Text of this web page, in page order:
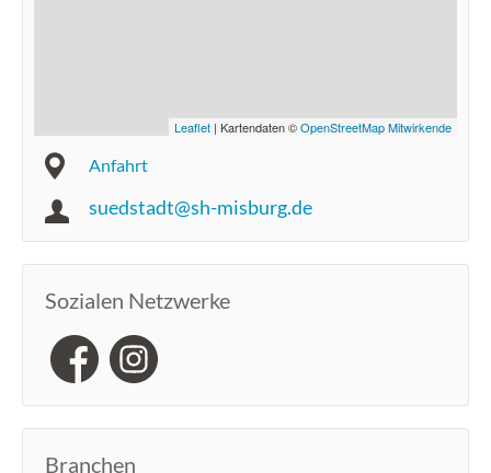
Leaflet | Kartendaten ©OpenStreetMap Mitwirkende
Anfahrt
suedstadt@sh-misburg.de
Sozialen Netzwerke
Branchen